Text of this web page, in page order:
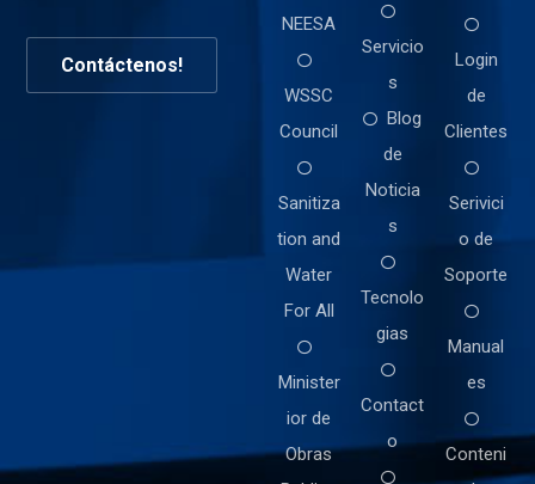
Contáctenos!
NEESA
WSSC
Council
Sanitiza
tion and
Water
For All
Minister
ior de
Obras
Servicio
s
Blog
de
Noticia
s
Tecnolo
gias
Contact
o
Login
de
Clientes
Serivici
o de
Soporte
Manual
es
Conteni